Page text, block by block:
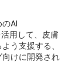
AI
用して、皮膚
う支援する、
けに開発され